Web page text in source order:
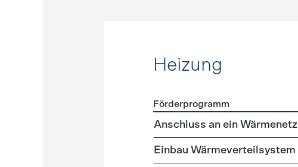
Heizung
Förderprogramme Heizung
Förderprogramm
Anschluss an ein Wärmenetz
Einbau Wärmeverteilsystem